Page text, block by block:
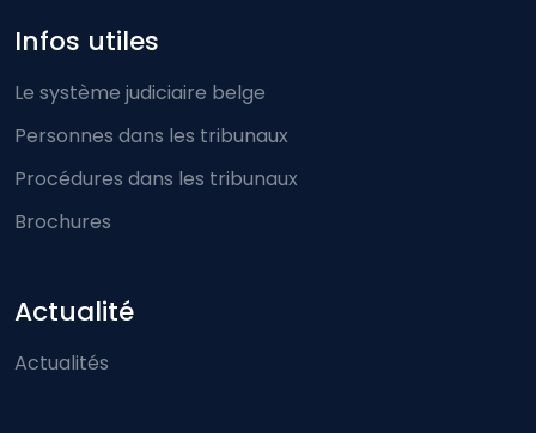
Infos utiles
Le système judiciaire belge
Personnes dans les tribunaux
Procédures dans les tribunaux
Brochures
Actualité
Actualités